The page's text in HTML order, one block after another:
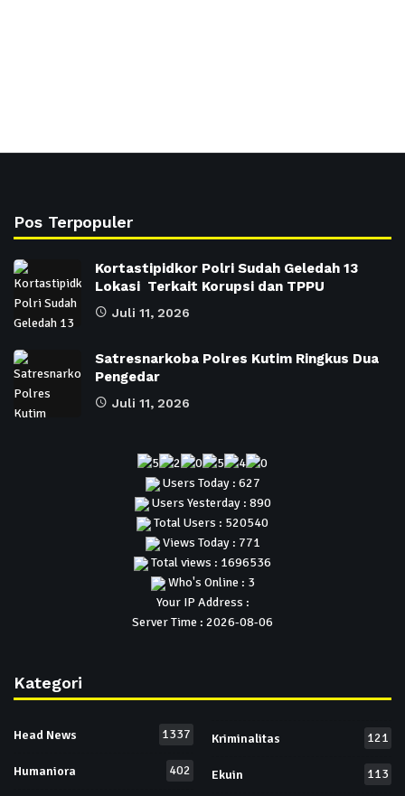
Pos Terpopuler
Kortastipidkor Polri Sudah Geledah 13
Lokasi Terkait Korupsi dan TPPU
Juli 11, 2026
Satresnarkoba Polres Kutim Ringkus Dua
Pengedar
Juli 11, 2026
Users Today : 627
Users Yesterday : 890
Total Users : 520540
Views Today : 771
Total views : 1696536
Who's Online : 3
Your IP Address :
Server Time : 2026-08-06
Kategori
Head News 1337
Humaniora 402
Kriminalitas 121
Ekuin 113